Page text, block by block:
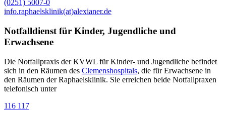
(0251) 5007-0
info.raphaelsklinik(at)alexianer.de
Notfalldienst für Kinder, Jugendliche und
Erwachsene
Die Notfallpraxis der KVWL für Kinder- und Jugendliche befindet
sich in den Räumen des Clemenshospitals, die für Erwachsene in
den Räumen der Raphaelsklinik. Sie erreichen beide Notfallpraxen
telefonisch unter
116 117